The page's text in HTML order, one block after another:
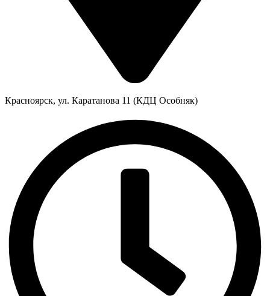
Красноярск, ул. Каратанова 11 (КДЦ Особняк)